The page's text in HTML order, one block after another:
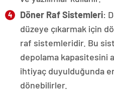
Döner Raf Sistemleri:
düzeye çıkarmak için
raf sistemleridir. Bu
depolama kapasitesini
ihtiyaç duyulduğunda
dönebilirler.